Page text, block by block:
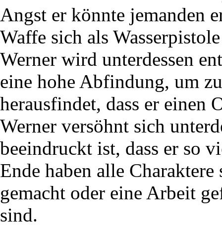
Angst er könnte jemanden
Waffe sich als
Werner wird unterdessen
eine hohe Abfindung, um
herausfindet, dass er einen
Werner versöhnt sich
beeindruckt ist, dass er so
Ende haben alle
gemacht oder eine Arbeit
sind.